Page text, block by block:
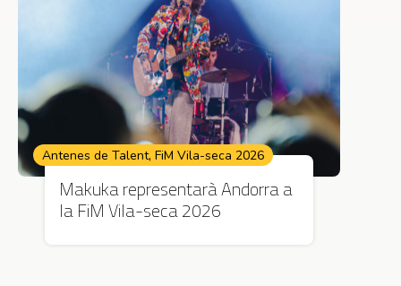
Antenes de Talent, FiM Vila-seca 2026
Makuka representarà Andorra a
la FiM Vila-seca 2026